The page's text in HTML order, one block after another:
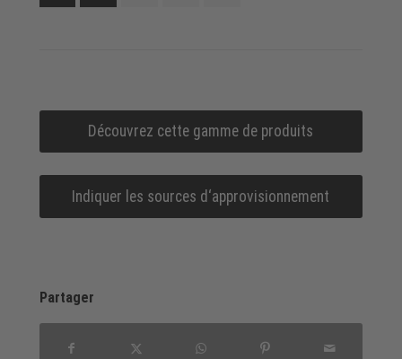
Découvrez cette gamme de produits
Indiquer les sources d‘approvisionnement
Partager